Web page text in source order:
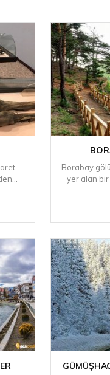
Borabay
yer alan bir